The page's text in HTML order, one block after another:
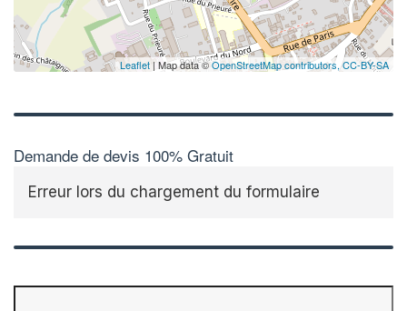
Leaflet | Map data ©OpenStreetMap contributors,CC-BY-SA
Demande de devis 100% Gratuit
Erreur lors du chargement du formulaire